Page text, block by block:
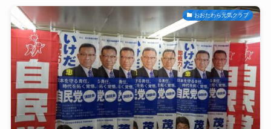
おおたわら元気クラブ